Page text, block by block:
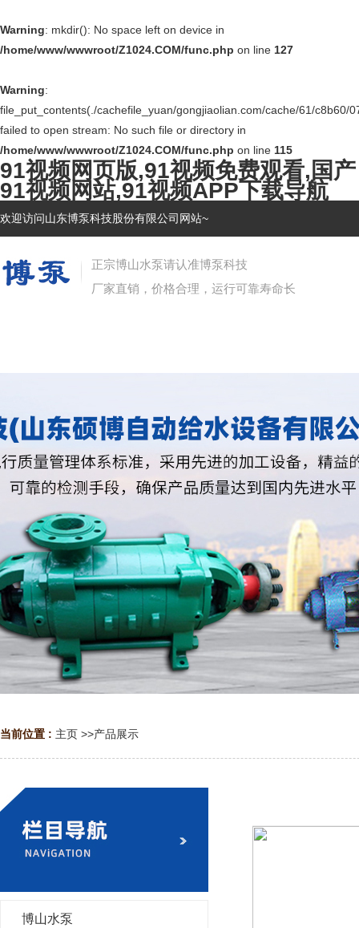
Warning: mkdir(): No space left on device in
/home/www/wwwroot/Z1024.COM/func.php on line 127
Warning:
file_put_contents(./cachefile_yuan/gongjiaolian.com/cache/61/c8b60/
failed to open stream: No such file or directory in
/home/www/wwwroot/Z1024.COM/func.php on line 115
91视频网页版,91视频免费观看,国产
91视频网站,91视频APP下载导航
欢迎访问山东博泵科技股份有限公司网站~
正宗博山水泵请认准博泵科技
厂家直销，价格合理，运行可靠寿命长
当前位置 : 主页 >>产品展示
博山水泵